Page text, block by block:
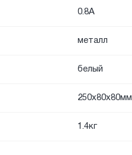
0.8А
металл
белый
250х80х80мм
1.4кг